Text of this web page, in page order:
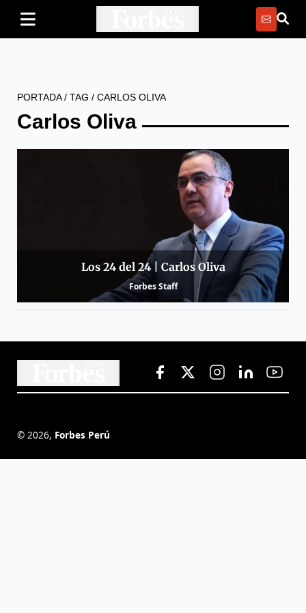
PORTADA/ TAG / CARLOS OLIVA
Carlos Oliva
Los 24 del 24 | Carlos Oliva
Forbes Staff
© 2026, Forbes Perú